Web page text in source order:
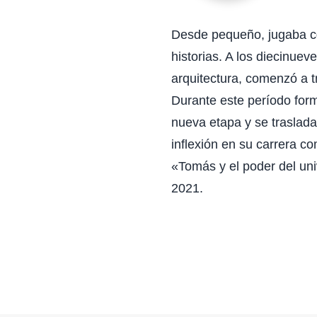
Desde pequeño, jugaba
historias. A los
arquitectura, comenzó a
Durante este período
nueva etapa y se
inflexión en su carrera
«Tomás y el poder del
2021.